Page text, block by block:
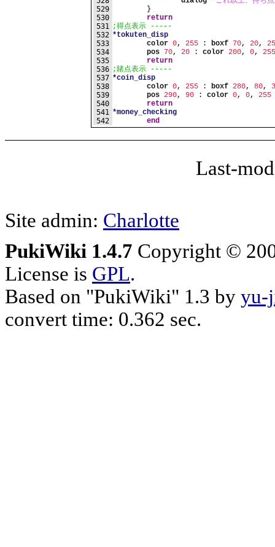
529
530
531
532
533
534
535
536
537
538
539
540
541
542
	}
return
;得点表示 -----
*tokuten_disp
color 0, 255 : boxf 70, 20,
pos 70, 20 : color 200, 0, 255
return
;賭点表示 -----
*coin_disp
color 0, 255 : boxf 280, 80,
pos 290, 90 : color 0, 0, 255
return
*money_checking
end
Last-
Site admin: Charlotte
PukiWiki 1.4.7 Copyright ©
License is GPL.
Based on "PukiWiki" 1.3 by yu-
convert time: 0.362 sec.